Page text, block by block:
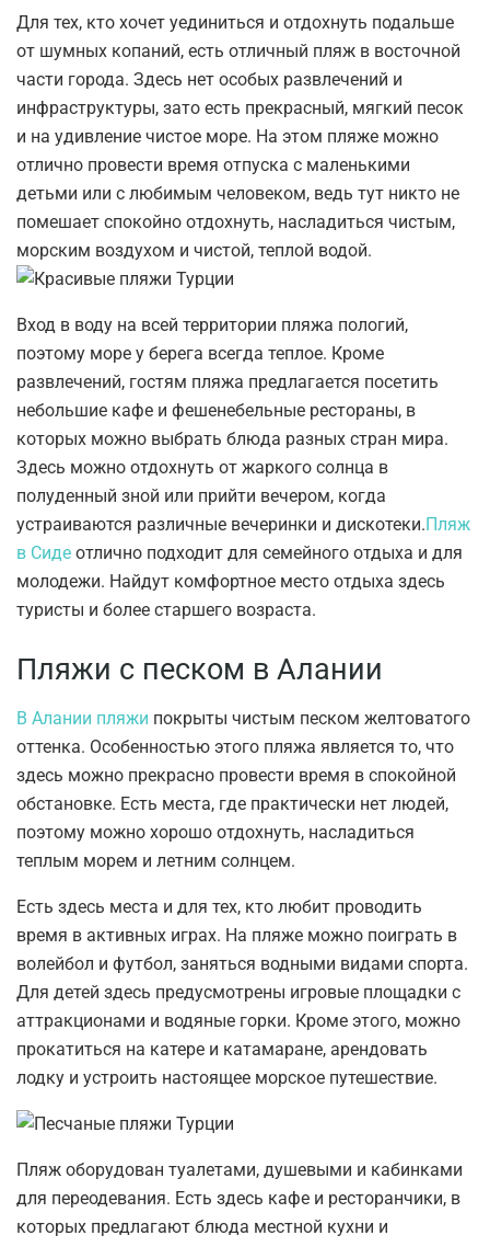
Для тех, кто хочет уединиться и отдохнуть подальше
от шумных копаний, есть отличный пляж в восточной
части города. Здесь нет особых развлечений и
инфраструктуры, зато есть прекрасный, мягкий песок
и на удивление чистое море. На этом пляже можно
отлично провести время отпуска с маленькими
детьми или с любимым человеком, ведь тут никто не
помешает спокойно отдохнуть, насладиться чистым,
морским воздухом и чистой, теплой водой.
Вход в воду на всей территории пляжа пологий,
поэтому море у берега всегда теплое. Кроме
развлечений, гостям пляжа предлагается посетить
небольшие кафе и фешенебельные рестораны, в
которых можно выбрать блюда разных стран мира.
Здесь можно отдохнуть от жаркого солнца в
полуденный зной или прийти вечером, когда
устраиваются различные вечеринки и дискотеки. Пляж
в Сиде отлично подходит для семейного отдыха и для
молодежи. Найдут комфортное место отдыха здесь
туристы и более старшего возраста.
Пляжи с песком в Алании
В Алании пляжи покрыты чистым песком желтоватого
оттенка. Особенностью этого пляжа является то, что
здесь можно прекрасно провести время в спокойной
обстановке. Есть места, где практически нет людей,
поэтому можно хорошо отдохнуть, насладиться
теплым морем и летним солнцем.
Есть здесь места и для тех, кто любит проводить
время в активных играх. На пляже можно поиграть в
волейбол и футбол, заняться водными видами спорта.
Для детей здесь предусмотрены игровые площадки с
аттракционами и водяные горки. Кроме этого, можно
прокатиться на катере и катамаране, арендовать
лодку и устроить настоящее морское путешествие.
Пляж оборудован туалетами, душевыми и кабинками
для переодевания. Есть здесь кафе и ресторанчики, в
которых предлагают блюда местной кухни и